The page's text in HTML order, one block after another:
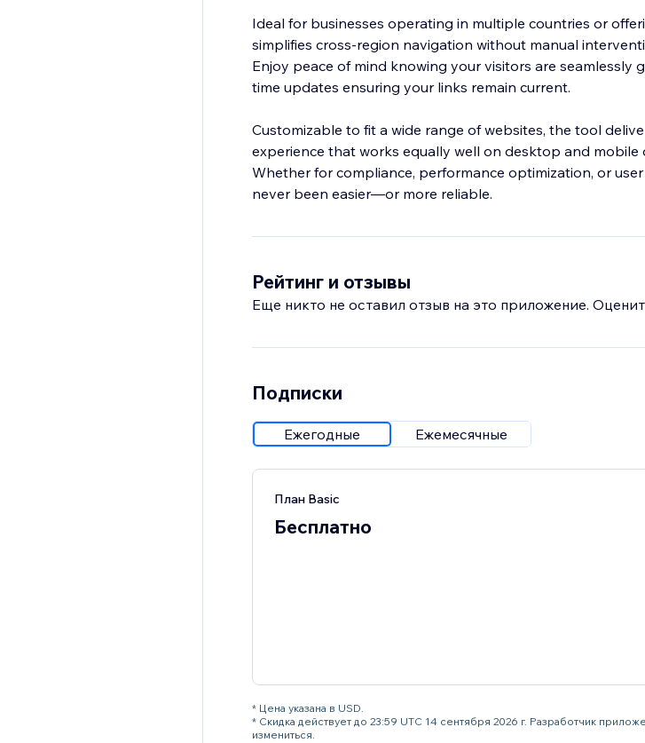
Ideal for businesses operating in multiple countries or
simplifies cross-region navigation without manual
Enjoy peace of mind knowing your visitors are seamlessly
time updates ensuring your links remain current.
Customizable to fit a wide range of websites, the tool
experience that works equally well on desktop and mobile
Whether for compliance, performance optimization, or
never been easier—or more reliable.
Рейтинг и отзывы
Еще никто не оставил отзыв на это приложение.
Подписки
Ежегодные Ежемесячные
План Basic
Бесплатно
* Цена указана в USD.
* Скидка действует до 23:59 UTC 14 сентября 2026 г. Разработчик
измениться.